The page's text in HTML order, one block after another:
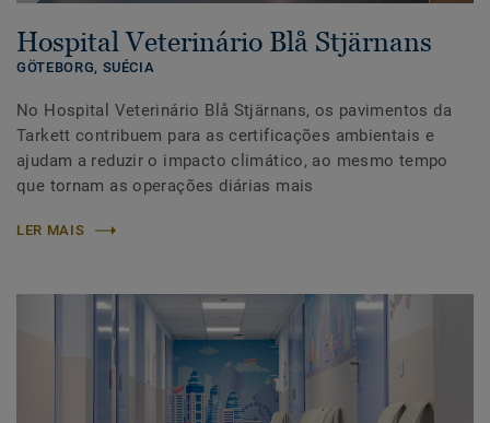
Hospital Veterinário Blå Stjärnans
GÖTEBORG, SUÉCIA
No Hospital Veterinário Blå Stjärnans, os pavimentos da
Tarkett contribuem para as certificações ambientais e
ajudam a reduzir o impacto climático, ao mesmo tempo
que tornam as operações diárias mais
LER MAIS